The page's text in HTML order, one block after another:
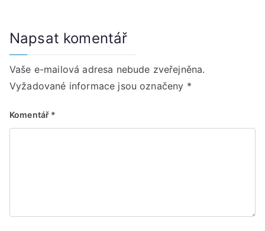
Napsat komentář
Vaše e-mailová adresa nebude zveřejněna.
Vyžadované informace jsou označeny *
Komentář *